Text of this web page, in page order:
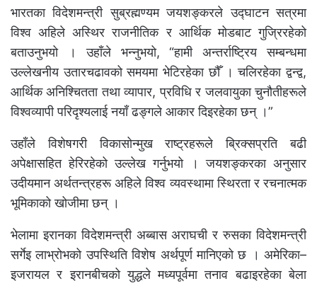
भारतका विदेशमन्त्री सुब्रह्मण्यम जयशङ्करले उद्घाटन सत्रमा
विश्व अहिले अस्थिर राजनीतिक र आर्थिक मोडबाट गुज्रिरहेको
बताउनुभयो । उहाँले भन्नुभयो, “हामी अन्तर्राष्ट्रिय सम्बन्धमा
उल्लेखनीय उतारचढावको समयमा भेटिरहेका छौँ । चलिरहेका द्वन्द्व,
आर्थिक अनिश्चितता तथा व्यापार, प्रविधि र जलवायुका चुनौतीहरूले
विश्वव्यापी परिदृश्यलाई नयाँ ढङ्गले आकार दिइरहेका छन् ।”
उहाँले विशेषगरी विकासोन्मुख राष्ट्रहरूले ब्रिक्सप्रति बढी
अपेक्षासहित हेरिरहेको उल्लेख गर्नुभयो । जयशङ्करका अनुसार
उदीयमान अर्थतन्त्रहरू अहिले विश्व व्यवस्थामा स्थिरता र रचनात्मक
भूमिकाको खोजीमा छन् ।
भेलामा इरानका विदेशमन्त्री अब्बास अराघची र रुसका विदेशमन्त्री
सर्गेइ लाभ्रोभको उपस्थिति विशेष अर्थपूर्ण मानिएको छ । अमेरिका–
इजरायल र इरानबीचको युद्धले मध्यपूर्वमा तनाव बढाइरहेका बेला